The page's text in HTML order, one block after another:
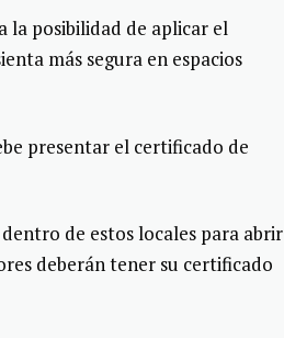
la posibilidad de aplicar el
más segura en espacios
presentar el certificado de
de estos locales para abrir
deberán tener su certificado